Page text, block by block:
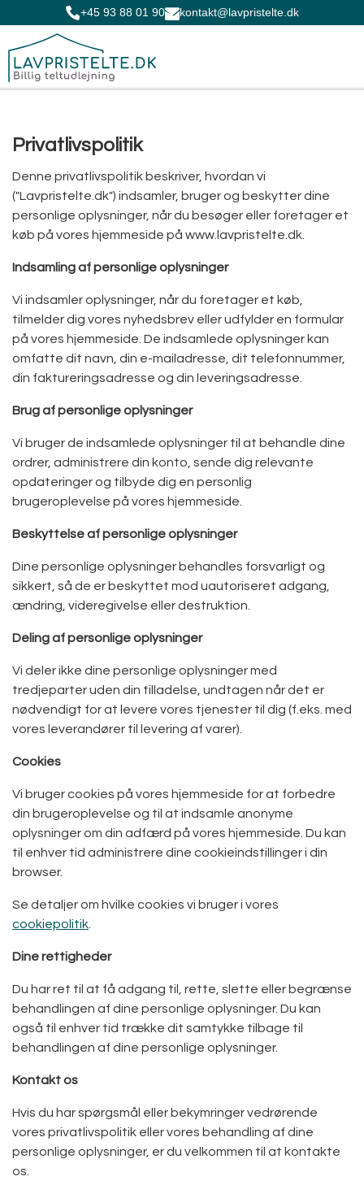
+45 93 88 01 90 kontakt@lavpristelte.dk
Privatlivspolitik
Denne privatlivspolitik beskriver, hvordan vi
("Lavpristelte.dk") indsamler, bruger og beskytter dine
personlige oplysninger, når du besøger eller foretager et
køb på vores hjemmeside på www.lavpristelte.dk.
Indsamling af personlige oplysninger
Vi indsamler oplysninger, når du foretager et køb,
tilmelder dig vores nyhedsbrev eller udfylder en formular
på vores hjemmeside. De indsamlede oplysninger kan
omfatte dit navn, din e-mailadresse, dit telefonnummer,
din faktureringsadresse og din leveringsadresse.
Brug af personlige oplysninger
Vi bruger de indsamlede oplysninger til at behandle dine
ordrer, administrere din konto, sende dig relevante
opdateringer og tilbyde dig en personlig
brugeroplevelse på vores hjemmeside.
Beskyttelse af personlige oplysninger
Dine personlige oplysninger behandles forsvarligt og
sikkert, så de er beskyttet mod uautoriseret adgang,
ændring, videregivelse eller destruktion.
Deling af personlige oplysninger
Vi deler ikke dine personlige oplysninger med
tredjeparter uden din tilladelse, undtagen når det er
nødvendigt for at levere vores tjenester til dig (f.eks. med
vores leverandører til levering af varer).
Cookies
Vi bruger cookies på vores hjemmeside for at forbedre
din brugeroplevelse og til at indsamle anonyme
oplysninger om din adfærd på vores hjemmeside. Du kan
til enhver tid administrere dine cookieindstillinger i din
browser.
Se detaljer om hvilke cookies vi bruger i vores
cookiepolitik
Dine rettigheder
Du har ret til at få adgang til, rette, slette eller begrænse
behandlingen af dine personlige oplysninger. Du kan
også til enhver tid trække dit samtykke tilbage til
behandlingen af dine personlige oplysninger.
Kontakt os
Hvis du har spørgsmål eller bekymringer vedrørende
vores privatlivspolitik eller vores behandling af dine
personlige oplysninger, er du velkommen til at kontakte
os.